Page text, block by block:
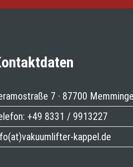
7 · 87700
+49 8331 / 9913227
kappel.de